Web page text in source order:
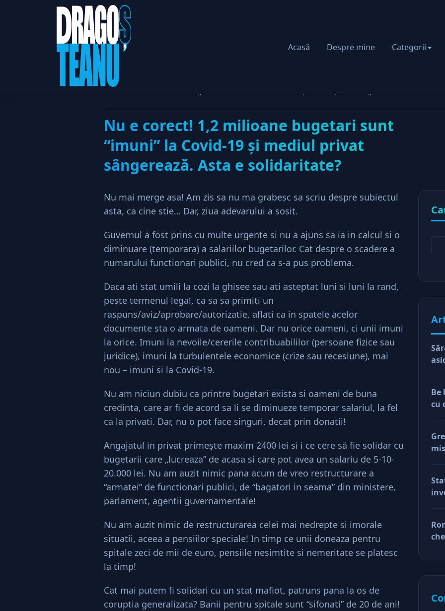
Acasă Despre mine Categorii
Home
Nu e corect! 1,2 milioane bugetari sunt
“imuni” la Covid-19 şi mediul privat
sângerează. Asta e solidaritate?
Nu mai merge asa! Am zis sa nu ma grabesc sa scriu despre subiectul
asta, ca cine stie… Dar, ziua adevarului a sosit.
Guvernul a fost prins cu multe urgente si nu a ajuns sa ia in calcul si o
diminuare (temporara) a salariilor bugetarilor. Cat despre o scadere a
numarului functionari publici, nu cred ca s-a pus problema.
Daca ati stat umili la cozi la ghisee sau ati asteptat luni si luni la rand,
peste termenul legal, ca sa sa primiti un
raspuns/aviz/aprobare/autorizatie, aflati ca in spatele acelor
documente sta o armata de oameni. Dar nu orice oameni, ci unii imuni
la orice. Imuni la nevoile/cererile contribuabililor (persoane fizice sau
juridice), imuni la turbulentele economice (crize sau recesiune), mai
nou – imuni si la Covid-19.
Nu am niciun dubiu ca printre bugetari exista si oameni de buna
credinta, care ar fi de acord sa li se diminueze temporar salariul, la fel
ca la privati. Dar, nu o pot face singuri, decat prin donatii!
Angajatul in privat primeşte maxim 2400 lei si i ce cere să fie solidar cu
bugetarii care „lucreaza” de acasa si care pot avea un salariu de 5-10-
20.000 lei. Nu am auzit nimic pana acum de vreo restructurare a
“armatei” de functionari publici, de “bagatori in seama” din ministere,
parlament, agentii guvernamentale!
Nu am auzit nimic de restructurarea celei mai nedrepte si imorale
situatii, aceea a pensiilor speciale! In timp ce unii doneaza pentru
spitale zeci de mii de euro, pensiile nesimtite si nemeritate se platesc
la timp!
Cat mai putem fi solidari cu un stat mafiot, patruns pana la os de
coruptia generalizata? Banii pentru spitale sunt “sifonati” de 20 de ani!
Be
cu